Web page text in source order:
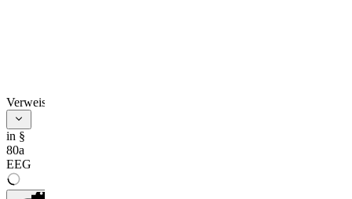
Verweise
in §
80a
EEG